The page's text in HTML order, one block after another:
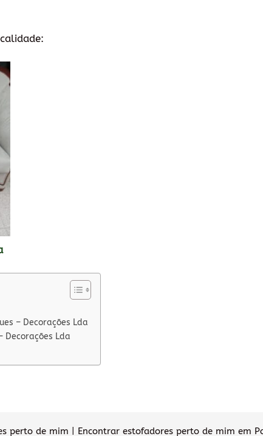
– Decorações Lda
Decorações Lda
perto de mim | Encontrar estofadores perto de mim em